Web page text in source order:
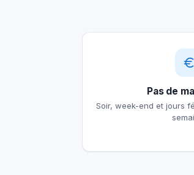
Pas de
Soir, week-end et jours